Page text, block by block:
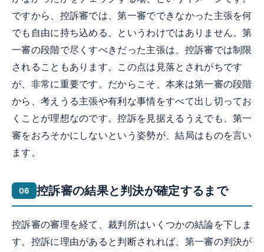
ですから、控訴審では、第一審でできなかった主張を何
でも自由に持ち込める、というわけではありません。第
一審の段階で尽くすべきだった主張は、控訴審では制限
されることもあります。この点は見落とされがちです
が、非常に重要です。だからこそ、本来は第一審の段階
から、考えうる主張や有利な事情をすべて出し切ってお
くことが理想なのです。控訴を見据えるうえでも、第一
審をおろそかにしないという姿勢が、結局はものを言い
ます。
控訴審の結果と判決が確定するまで
控訴審の審理を経て、裁判所はいくつかの結論を下しま
す。控訴に理由があると判断されれば、第一審の判決が